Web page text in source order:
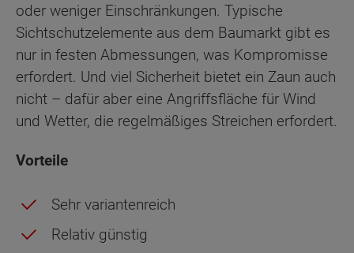
oder weniger Einschränkungen. Typische
Sichtschutzelemente aus dem Baumarkt gibt es
nur in festen Abmessungen, was Kompromisse
erfordert. Und viel Sicherheit bietet ein Zaun auch
nicht – dafür aber eine Angriffsfläche für Wind
und Wetter, die regelmäßiges Streichen erfordert.
Vorteile
Sehr variantenreich
Relativ günstig